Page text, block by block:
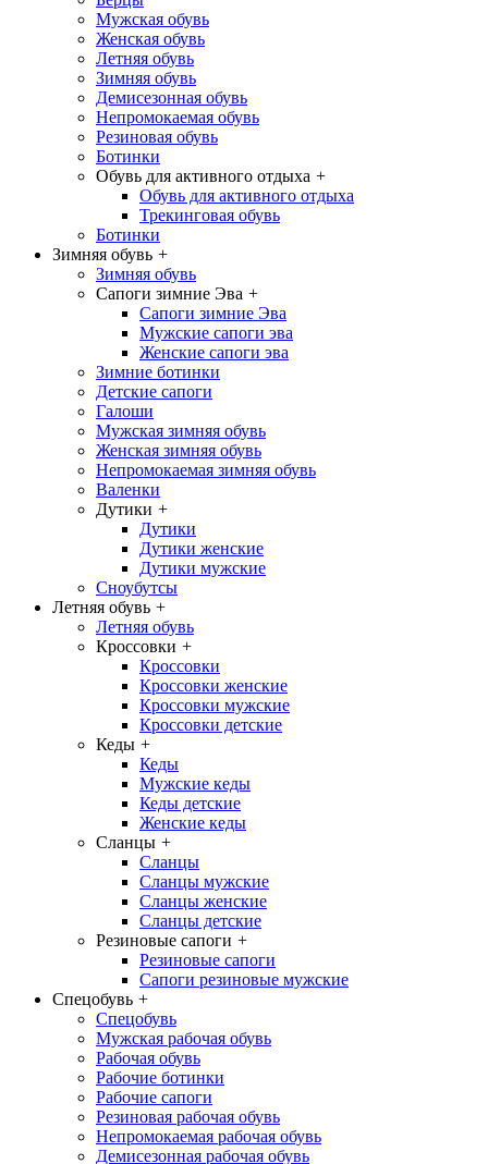
Мужская обувь
Женская обувь
Летняя обувь
Зимняя обувь
Демисезонная обувь
Непромокаемая обувь
Резиновая обувь
Ботинки
Обувь для активного отдыха +
Обувь для активного отдыха
Трекинговая обувь
Ботинки
Зимняя обувь +
Зимняя обувь
Сапоги зимние Эва +
Сапоги зимние Эва
Мужские сапоги эва
Женские сапоги эва
Зимние ботинки
Детские сапоги
Галоши
Мужская зимняя обувь
Женская зимняя обувь
Непромокаемая зимняя обувь
Валенки
Дутики +
Дутики
Дутики женские
Дутики мужские
Сноубутсы
Летняя обувь +
Летняя обувь
Кроссовки +
Кроссовки
Кроссовки женские
Кроссовки мужские
Кроссовки детские
Кеды +
Кеды
Мужские кеды
Кеды детские
Женские кеды
Сланцы +
Сланцы
Сланцы мужские
Сланцы женские
Сланцы детские
Резиновые сапоги +
Резиновые сапоги
Сапоги резиновые мужские
Спецобувь +
Спецобувь
Мужская рабочая обувь
Рабочая обувь
Рабочие ботинки
Рабочие сапоги
Резиновая рабочая обувь
Непромокаемая рабочая обувь
Демисезонная рабочая обувь